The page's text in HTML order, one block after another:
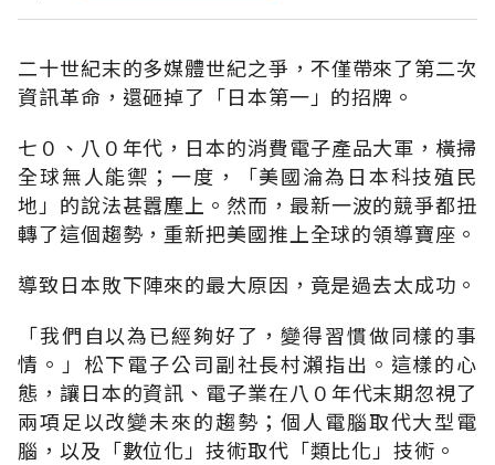
二十世紀末的多媒體世紀之爭，不僅帶來了第二次
資訊革命，還砸掉了「日本第一」的招牌。
七０、八０年代，日本的消費電子產品大軍，橫掃
全球無人能禦；一度，「美國淪為日本科技殖民
地」的說法甚囂塵上。然而，最新一波的競爭都扭
轉了這個趨勢，重新把美國推上全球的領導寶座。
導致日本敗下陣來的最大原因，竟是過去太成功。
「我們自以為已經夠好了，變得習慣做同樣的事
情。」松下電子公司副社長村瀨指出。這樣的心
態，讓日本的資訊、電子業在八０年代末期忽視了
兩項足以改變未來的趨勢；個人電腦取代大型電
腦，以及「數位化」技術取代「類比化」技術。